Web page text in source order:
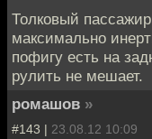
Толковый
максимально
пофигу есть на
рулить не мешает.
ромашов »
#143 | 23.08.12 10:09